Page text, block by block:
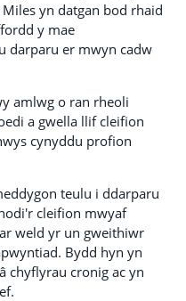
yn datgan bod rhaid
y mae
darparu er mwyn cadw
amlwg o ran rheoli
a gwella llif cleifion
cynyddu profion
teulu i ddarparu
cleifion mwyaf
weld yr un gweithiwr
Bydd hyn yn
chyflyrau cronig ac yn